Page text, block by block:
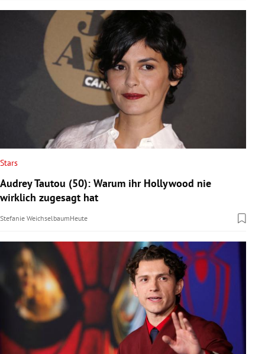
Untermenü
Untermenü
Stars
Audrey Tautou (50): Warum ihr Hollywood nie
wirklich zugesagt hat
Stefanie WeichselbaumHeute